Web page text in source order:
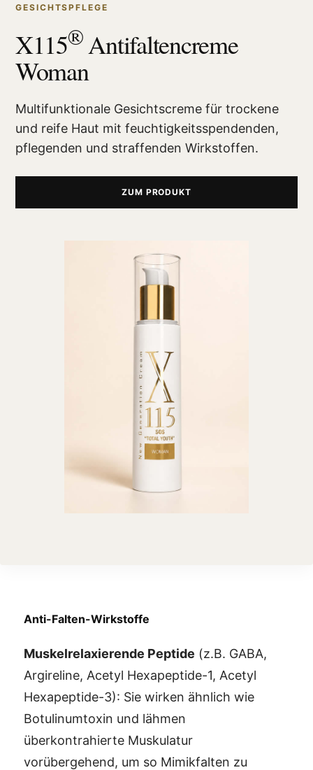
GESICHTSPFLEGE
X115®Antifaltencreme
Woman
Multifunktionale Gesichtscreme für trockene
und reife Haut mit feuchtigkeitsspendenden,
pflegenden und straffenden Wirkstoffen.
ZUM PRODUKT
Anti-Falten-Wirkstoffe
Muskelrelaxierende Peptide (z.B. GABA,
Argireline, Acetyl Hexapeptide-1, Acetyl
Hexapeptide-3): Sie wirken ähnlich wie
Botulinumtoxin und lähmen
überkontrahierte Muskulatur
vorübergehend, um so Mimikfalten zu